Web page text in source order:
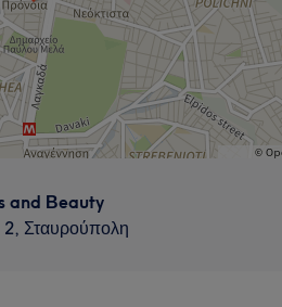
Αποτρίχωση
and Βeauty
Σταυρούπολη